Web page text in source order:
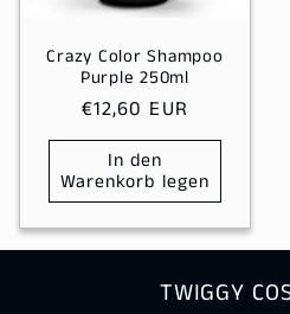
Crazy Color Shampoo
Purple 250ml
Normaler
Preis
€12,60 EUR
In den
Warenkorb legen
TWIGGY